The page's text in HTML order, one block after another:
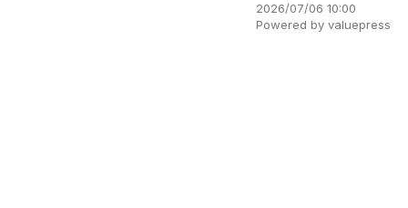
2026/07/06 10:00
Powered by valuepress